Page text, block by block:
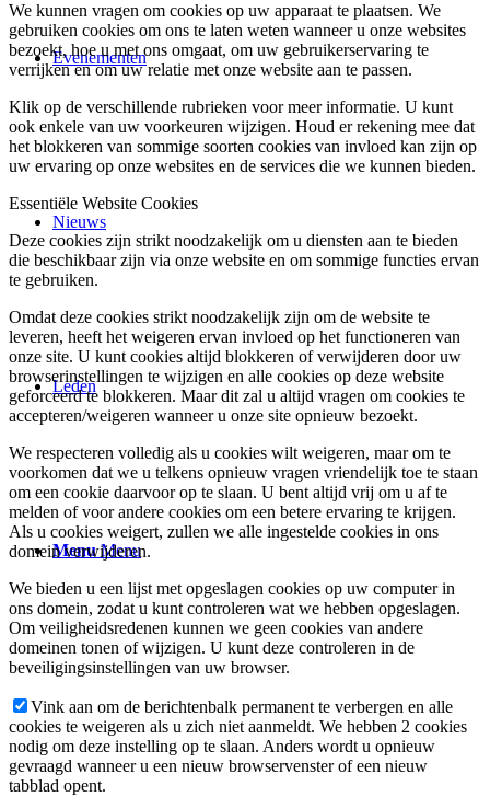
Evenementen
Nieuws
Leden
Menu Menu
We kunnen vragen om cookies op uw apparaat te plaatsen. We
gebruiken cookies om ons te laten weten wanneer u onze websites
bezoekt, hoe u met ons omgaat, om uw gebruikerservaring te
verrijken en om uw relatie met onze website aan te passen.
Klik op de verschillende rubrieken voor meer informatie. U kunt
ook enkele van uw voorkeuren wijzigen. Houd er rekening mee dat
het blokkeren van sommige soorten cookies van invloed kan zijn op
uw ervaring op onze websites en de services die we kunnen bieden.
Essentiële Website Cookies
Deze cookies zijn strikt noodzakelijk om u diensten aan te bieden
die beschikbaar zijn via onze website en om sommige functies ervan
te gebruiken.
Omdat deze cookies strikt noodzakelijk zijn om de website te
leveren, heeft het weigeren ervan invloed op het functioneren van
onze site. U kunt cookies altijd blokkeren of verwijderen door uw
browserinstellingen te wijzigen en alle cookies op deze website
geforceerd te blokkeren. Maar dit zal u altijd vragen om cookies te
accepteren/weigeren wanneer u onze site opnieuw bezoekt.
We respecteren volledig als u cookies wilt weigeren, maar om te
voorkomen dat we u telkens opnieuw vragen vriendelijk toe te staan
om een cookie daarvoor op te slaan. U bent altijd vrij om u af te
melden of voor andere cookies om een betere ervaring te krijgen.
Als u cookies weigert, zullen we alle ingestelde cookies in ons
domein verwijderen.
We bieden u een lijst met opgeslagen cookies op uw computer in
ons domein, zodat u kunt controleren wat we hebben opgeslagen.
Om veiligheidsredenen kunnen we geen cookies van andere
domeinen tonen of wijzigen. U kunt deze controleren in de
beveiligingsinstellingen van uw browser.
Vink aan om de berichtenbalk permanent te verbergen en alle
cookies te weigeren als u zich niet aanmeldt. We hebben 2 cookies
nodig om deze instelling op te slaan. Anders wordt u opnieuw
gevraagd wanneer u een nieuw browservenster of een nieuw
tabblad opent.